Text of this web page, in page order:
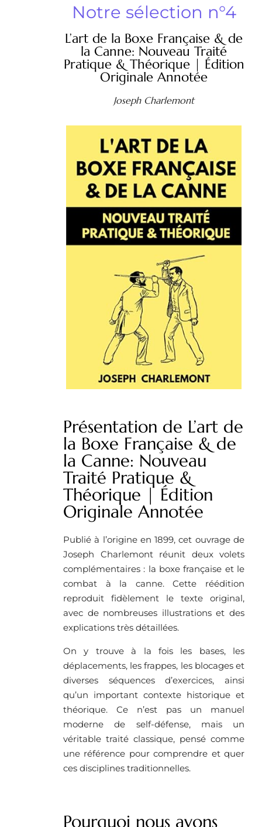
Notre sélection n°4
L’art de la Boxe Française & de
la Canne: Nouveau Traité
Pratique & Théorique | Édition
Originale Annotée
Joseph Charlemont
Présentation de L’art de
la Boxe Française & de
la Canne: Nouveau
Traité Pratique &
Théorique | Édition
Originale Annotée
Publié à l’origine en 1899, cet ouvrage de
Joseph Charlemont réunit deux volets
complémentaires : la boxe française et le
combat à la canne. Cette réédition
reproduit fidèlement le texte original,
avec de nombreuses illustrations et des
explications très détaillées.
On y trouve à la fois les bases, les
déplacements, les frappes, les blocages et
diverses séquences d’exercices, ainsi
qu’un important contexte historique et
théorique. Ce n’est pas un manuel
moderne de self-défense, mais un
véritable traité classique, pensé comme
une référence pour comprendre et quer
ces disciplines traditionnelles.
Pourquoi nous avons